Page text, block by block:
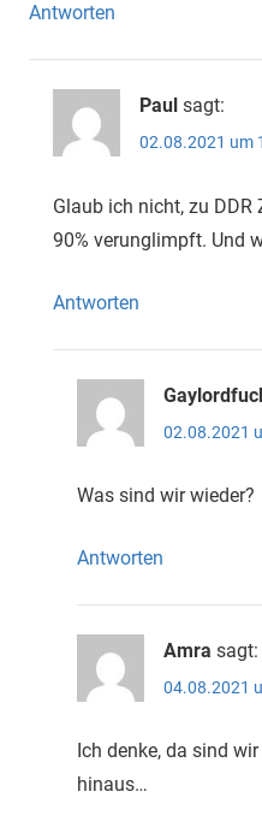
Antworten
Paul sagt:
02.08.2021 um
Glaub ich nicht, zu
90% verunglimpft. Und
Antworten
02.08.2021
Was sind wir wieder?
Antworten
Amra sagt:
04.08.2021
Ich denke, da sind
hinaus…